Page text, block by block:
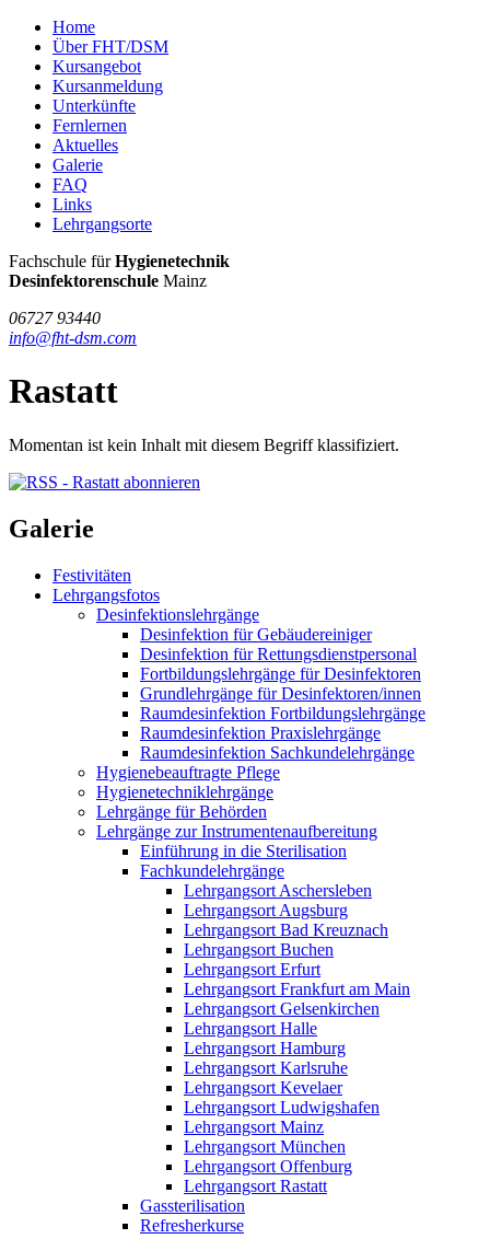
Hauptmenü
Home
Über FHT/DSM
Kursangebot
Kursanmeldung
Unterkünfte
Fernlernen
Aktuelles
Galerie
FAQ
Links
Lehrgangsorte
FHT
/
Fachschule fürHygienetechnik
Desinfektorenschule Mainz
06727 93440
info@fht-dsm.com
Rastatt
Momentan ist kein Inhalt mit diesem Begriff klassifiziert.
Galerie
Festivitäten
Lehrgangsfotos
Desinfektionslehrgänge
Desinfektion für Gebäudereiniger
Desinfektion für Rettungsdienstpersonal
Fortbildungslehrgänge für Desinfektoren
Grundlehrgänge für Desinfektoren/innen
Raumdesinfektion Fortbildungslehrgänge
Raumdesinfektion Praxislehrgänge
Raumdesinfektion Sachkundelehrgänge
Hygienebeauftragte Pflege
Hygienetechniklehrgänge
Lehrgänge für Behörden
Lehrgänge zur Instrumentenaufbereitung
Einführung in die Sterilisation
Fachkundelehrgänge
Lehrgangsort Aschersleben
Lehrgangsort Augsburg
Lehrgangsort Bad Kreuznach
Lehrgangsort Buchen
Lehrgangsort Erfurt
Lehrgangsort Frankfurt am Main
Lehrgangsort Gelsenkirchen
Lehrgangsort Halle
Lehrgangsort Hamburg
Lehrgangsort Karlsruhe
Lehrgangsort Kevelaer
Lehrgangsort Ludwigshafen
Lehrgangsort Mainz
Lehrgangsort München
Lehrgangsort Offenburg
Lehrgangsort Rastatt
Gassterilisation
Refresherkurse